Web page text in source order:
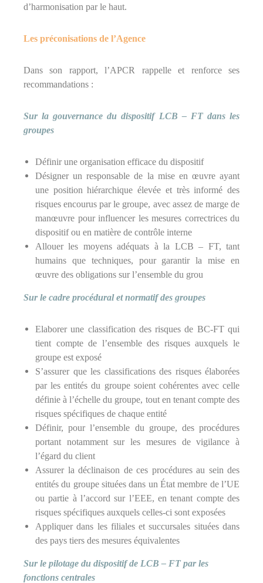
d’harmonisation par le haut.
Les préconisations de l’Agence
Dans son rapport, l’APCR rappelle et renforce ses
recommandations :
Sur la gouvernance du dispositif LCB – FT dans les
groupes
Définir une organisation efficace du dispositif
Désigner un responsable de la mise en œuvre ayant
une position hiérarchique élevée et très informé des
risques encourus par le groupe, avec assez de marge de
manœuvre pour influencer les mesures correctrices du
dispositif ou en matière de contrôle interne
Allouer les moyens adéquats à la LCB – FT, tant
humains que techniques, pour garantir la mise en
œuvre des obligations sur l’ensemble du grou
Sur le cadre procédural et normatif des groupes
Elaborer une classification des risques de BC-FT qui
tient compte de l’ensemble des risques auxquels le
groupe est exposé
S’assurer que les classifications des risques élaborées
par les entités du groupe soient cohérentes avec celle
définie à l’échelle du groupe, tout en tenant compte des
risques spécifiques de chaque entité
Définir, pour l’ensemble du groupe, des procédures
portant notamment sur les mesures de vigilance à
l’égard du client
Assurer la déclinaison de ces procédures au sein des
entités du groupe situées dans un État membre de l’UE
ou partie à l’accord sur l’EEE, en tenant compte des
risques spécifiques auxquels celles-ci sont exposées
Appliquer dans les filiales et succursales situées dans
des pays tiers des mesures équivalentes
Sur le pilotage du dispositif de LCB – FT par les
fonctions centrales